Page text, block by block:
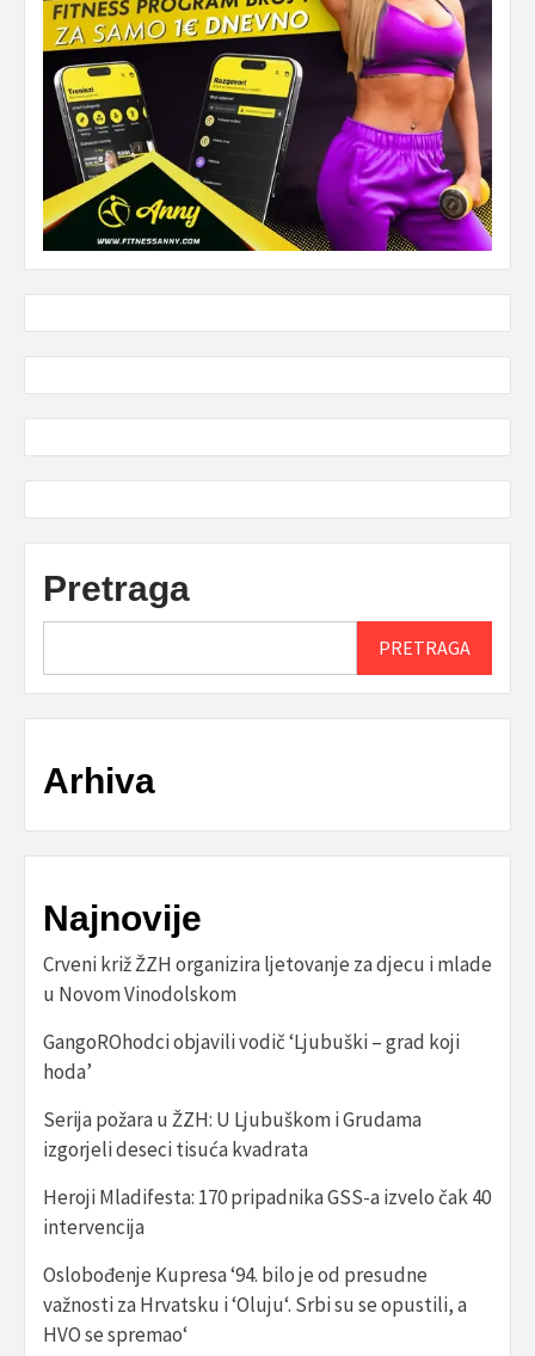
Pretraga
PRETRAGA
Arhiva
Najnovije
Crveni križ ŽZH organizira ljetovanje za djecu i mlade
u Novom Vinodolskom
GangoROhodci objavili vodič ‘Ljubuški – grad koji
hoda’
Serija požara u ŽZH: U Ljubuškom i Grudama
izgorjeli deseci tisuća kvadrata
Heroji Mladifesta: 170 pripadnika GSS-a izvelo čak 40
intervencija
Oslobođenje Kupresa ‘94. bilo je od presudne
važnosti za Hrvatsku i ‘Oluju‘. Srbi su se opustili, a
HVO se spremao‘